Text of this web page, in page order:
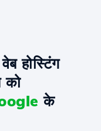
होस्टिंग
को
के